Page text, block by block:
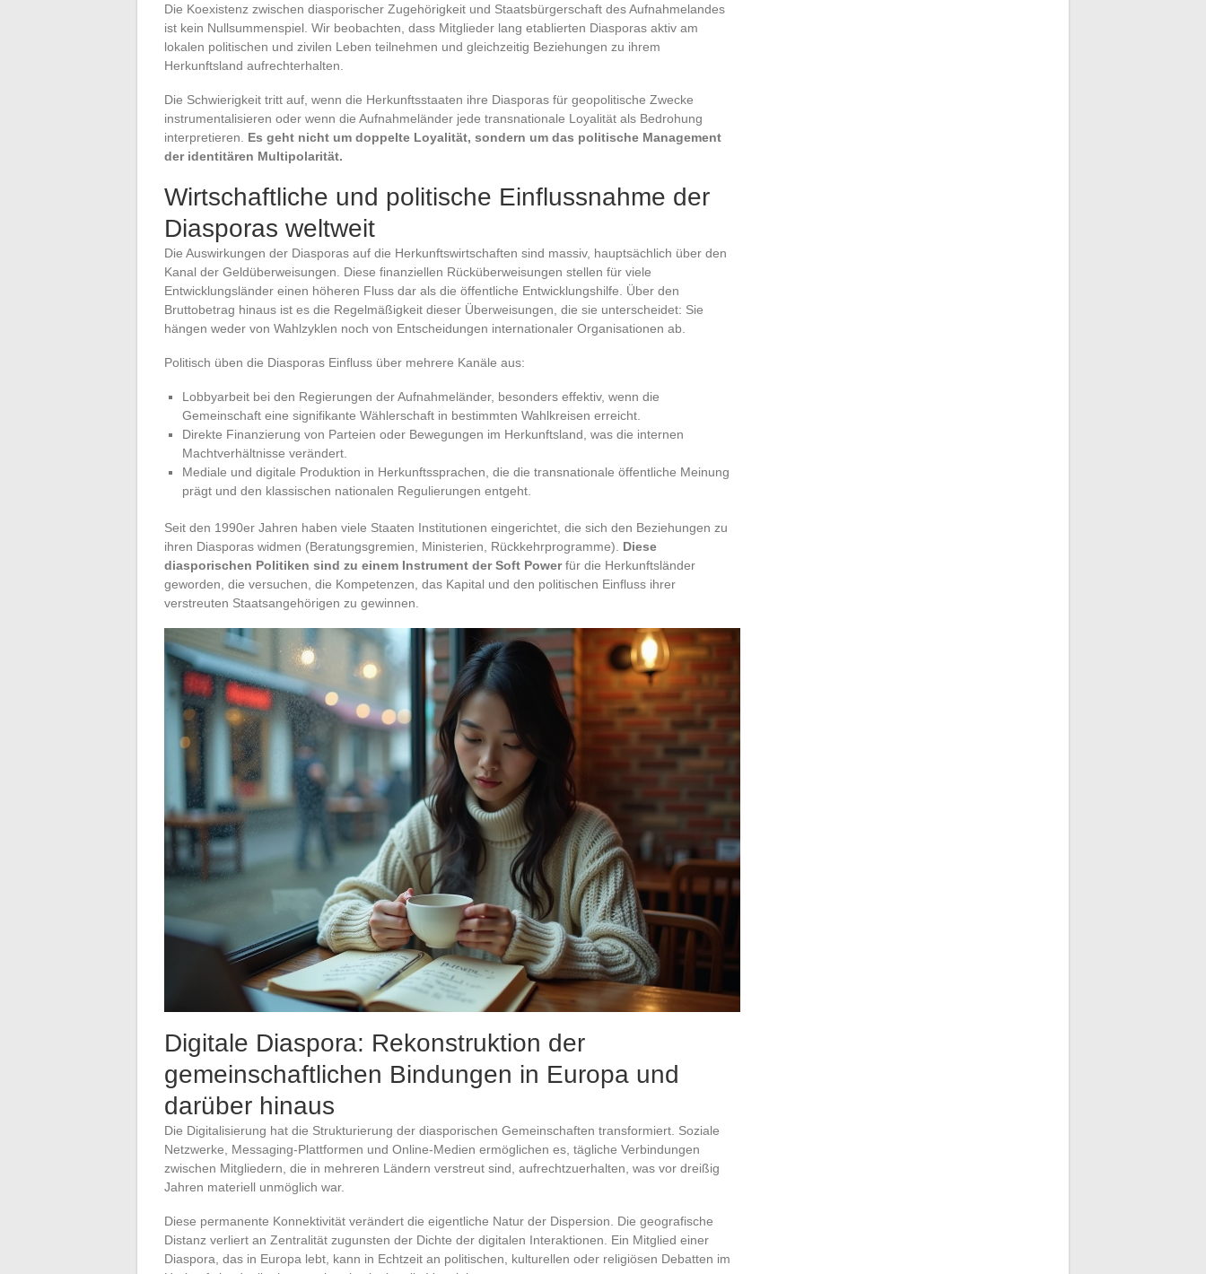
Die Koexistenz zwischen diasporischer Zugehörigkeit und Staatsbürgerschaft des Aufnahmelandes
ist kein Nullsummenspiel. Wir beobachten, dass Mitglieder lang etablierten Diasporas aktiv am
lokalen politischen und zivilen Leben teilnehmen und gleichzeitig Beziehungen zu ihrem
Herkunftsland aufrechterhalten.
Die Schwierigkeit tritt auf, wenn die Herkunftsstaaten ihre Diasporas für geopolitische Zwecke
instrumentalisieren oder wenn die Aufnahmeländer jede transnationale Loyalität als Bedrohung
interpretieren. Es geht nicht um doppelte Loyalität, sondern um das politische Management
der identitären Multipolarität.
Wirtschaftliche und politische Einflussnahme der
Diasporas weltweit
Die Auswirkungen der Diasporas auf die Herkunftswirtschaften sind massiv, hauptsächlich über den
Kanal der Geldüberweisungen. Diese finanziellen Rücküberweisungen stellen für viele
Entwicklungsländer einen höheren Fluss dar als die öffentliche Entwicklungshilfe. Über den
Bruttobetrag hinaus ist es die Regelmäßigkeit dieser Überweisungen, die sie unterscheidet: Sie
hängen weder von Wahlzyklen noch von Entscheidungen internationaler Organisationen ab.
Politisch üben die Diasporas Einfluss über mehrere Kanäle aus:
Lobbyarbeit bei den Regierungen der Aufnahmeländer, besonders effektiv, wenn die
Gemeinschaft eine signifikante Wählerschaft in bestimmten Wahlkreisen erreicht.
Direkte Finanzierung von Parteien oder Bewegungen im Herkunftsland, was die internen
Machtverhältnisse verändert.
Mediale und digitale Produktion in Herkunftssprachen, die die transnationale öffentliche Meinung
prägt und den klassischen nationalen Regulierungen entgeht.
Seit den 1990er Jahren haben viele Staaten Institutionen eingerichtet, die sich den Beziehungen zu
ihren Diasporas widmen (Beratungsgremien, Ministerien, Rückkehrprogramme). Diese
diasporischen Politiken sind zu einem Instrument der Soft Powerfür die Herkunftsländer
geworden, die versuchen, die Kompetenzen, das Kapital und den politischen Einfluss ihrer
verstreuten Staatsangehörigen zu gewinnen.
Digitale Diaspora: Rekonstruktion der
gemeinschaftlichen Bindungen in Europa und
darüber hinaus
Die Digitalisierung hat die Strukturierung der diasporischen Gemeinschaften transformiert. Soziale
Netzwerke, Messaging-Plattformen und Online-Medien ermöglichen es, tägliche Verbindungen
zwischen Mitgliedern, die in mehreren Ländern verstreut sind, aufrechtzuerhalten, was vor dreißig
Jahren materiell unmöglich war.
Diese permanente Konnektivität verändert die eigentliche Natur der Dispersion. Die geografische
Distanz verliert an Zentralität zugunsten der Dichte der digitalen Interaktionen. Ein Mitglied einer
Diaspora, das in Europa lebt, kann in Echtzeit an politischen, kulturellen oder religiösen Debatten im